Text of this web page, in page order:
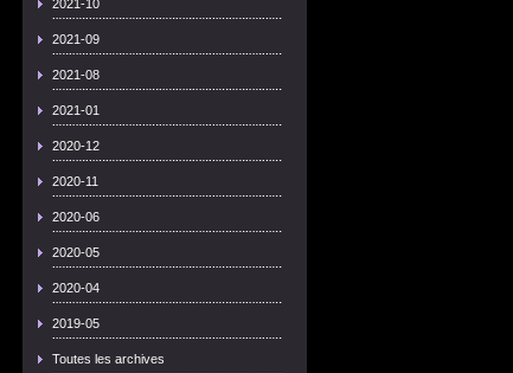
2021-10
2021-09
2021-08
2021-01
2020-12
2020-11
2020-06
2020-05
2020-04
2019-05
Toutes les archives